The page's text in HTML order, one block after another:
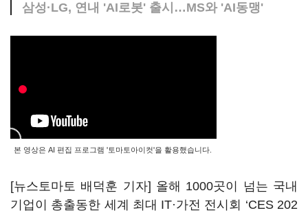
삼성·LG, 연내 'AI로봇' 출시…MS와 'AI동맹'
본 영상은 AI 편집 프로그램 '토마토아이컷'을 활용했습니다.
[뉴스토마토 배덕훈 기자] 올해 1000곳이 넘는 국내
기업이 총출동한 세계 최대 IT·가전 전시회 ‘CES 202